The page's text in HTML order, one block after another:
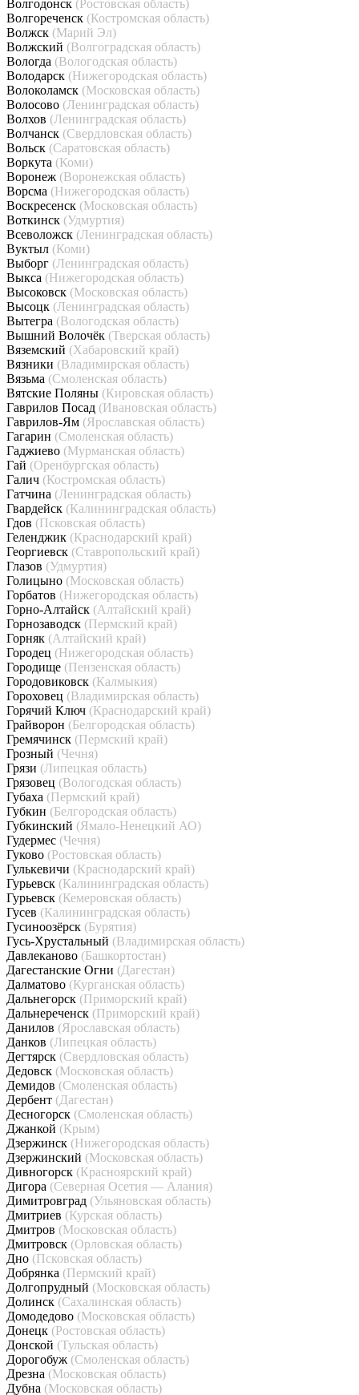
Волгодонск (Ростовская область)
Волгореченск (Костромская область)
Волжск (Марий Эл)
Волжский (Волгоградская область)
Вологда (Вологодская область)
Володарск (Нижегородская область)
Волоколамск (Московская область)
Волосово (Ленинградская область)
Волхов (Ленинградская область)
Волчанск (Свердловская область)
Вольск (Саратовская область)
Воркута (Коми)
Воронеж (Воронежская область)
Ворсма (Нижегородская область)
Воскресенск (Московская область)
Воткинск (Удмуртия)
Всеволожск (Ленинградская область)
Вуктыл (Коми)
Выборг (Ленинградская область)
Выкса (Нижегородская область)
Высоковск (Московская область)
Высоцк (Ленинградская область)
Вытегра (Вологодская область)
Вышний Волочёк (Тверская область)
Вяземский (Хабаровский край)
Вязники (Владимирская область)
Вязьма (Смоленская область)
Вятские Поляны (Кировская область)
Гаврилов Посад (Ивановская область)
Гаврилов-Ям (Ярославская область)
Гагарин (Смоленская область)
Гаджиево (Мурманская область)
Гай (Оренбургская область)
Галич (Костромская область)
Гатчина (Ленинградская область)
Гвардейск (Калининградская область)
Гдов (Псковская область)
Геленджик (Краснодарский край)
Георгиевск (Ставропольский край)
Глазов (Удмуртия)
Голицыно (Московская область)
Горбатов (Нижегородская область)
Горно-Алтайск (Алтайский край)
Горнозаводск (Пермский край)
Горняк (Алтайский край)
Городец (Нижегородская область)
Городище (Пензенская область)
Городовиковск (Калмыкия)
Гороховец (Владимирская область)
Горячий Ключ (Краснодарский край)
Грайворон (Белгородская область)
Гремячинск (Пермский край)
Грозный (Чечня)
Грязи (Липецкая область)
Грязовец (Вологодская область)
Губаха (Пермский край)
Губкин (Белгородская область)
Губкинский (Ямало-Ненецкий АО)
Гудермес (Чечня)
Гуково (Ростовская область)
Гулькевичи (Краснодарский край)
Гурьевск (Калининградская область)
Гурьевск (Кемеровская область)
Гусев (Калининградская область)
Гусиноозёрск (Бурятия)
Гусь-Хрустальный (Владимирская область)
Давлеканово (Башкортостан)
Дагестанские Огни (Дагестан)
Далматово (Курганская область)
Дальнегорск (Приморский край)
Дальнереченск (Приморский край)
Данилов (Ярославская область)
Данков (Липецкая область)
Дегтярск (Свердловская область)
Дедовск (Московская область)
Демидов (Смоленская область)
Дербент (Дагестан)
Десногорск (Смоленская область)
Джанкой (Крым)
Дзержинск (Нижегородская область)
Дзержинский (Московская область)
Дивногорск (Красноярский край)
Дигора (Северная Осетия — Алания)
Димитровград (Ульяновская область)
Дмитриев (Курская область)
Дмитров (Московская область)
Дмитровск (Орловская область)
Дно (Псковская область)
Добрянка (Пермский край)
Долгопрудный (Московская область)
Долинск (Сахалинская область)
Домодедово (Московская область)
Донецк (Ростовская область)
Донской (Тульская область)
Дорогобуж (Смоленская область)
Дрезна (Московская область)
Дубна (Московская область)